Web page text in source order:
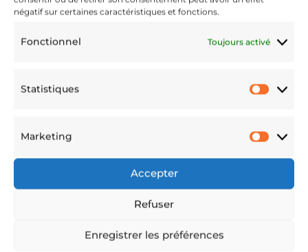
négatif sur certaines caractéristiques et fonctions.
Fonctionnel Toujours activé
Statistiques
Marketing
Accepter
Refuser
Enregistrer les préférences
9680112_n
Avr 10, 2024